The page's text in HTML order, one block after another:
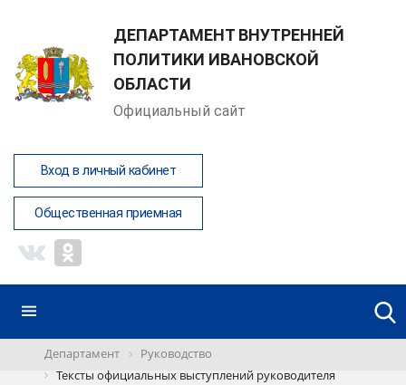
ДЕПАРТАМЕНТ ВНУТРЕННЕЙ
ПОЛИТИКИ ИВАНОВСКОЙ
ОБЛАСТИ
Официальный сайт
Вход в личный кабинет
Общественная приемная
Департамент
Руководство
Тексты официальных выступлений руководителя